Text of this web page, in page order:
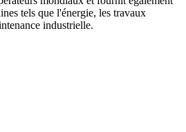
tels que l'énergie, les travaux
industrielle.